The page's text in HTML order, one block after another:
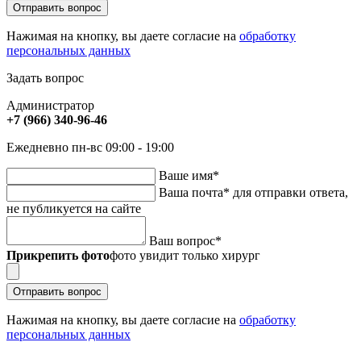
Отправить вопрос
Нажимая на кнопку, вы даете согласие на обработку
персональных данных
Задать вопрос
Администратор
+7 (966) 340-96-46
Ежедневно пн-вс 09:00 - 19:00
Ваше имя*
Ваша почта* для отправки ответа,
не публикуется на сайте
Ваш вопрос*
Прикрепить фотофото увидит только хирург
Отправить вопрос
Нажимая на кнопку, вы даете согласие на обработку
персональных данных